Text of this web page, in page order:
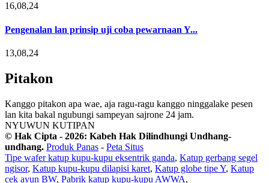
16,08,24
Pengenalan lan prinsip uji coba pewarnaan Y...
13,08,24
Pitakon
Kanggo pitakon apa wae, aja ragu-ragu kanggo ninggalake pesen
lan kita bakal ngubungi sampeyan sajrone 24 jam.
NYUWUN KUTIPAN
© Hak Cipta - 2026: Kabeh Hak Dilindhungi Undhang-
undhang. Produk Panas - Peta Situs
Tipe wafer katup kupu-kupu eksentrik ganda, Katup gerbang segel
ngisor, Katup kupu-kupu dilapisi karet, Katup globe tipe Y, Katup
cek ayun BW, Pabrik katup kupu-kupu AWWA,